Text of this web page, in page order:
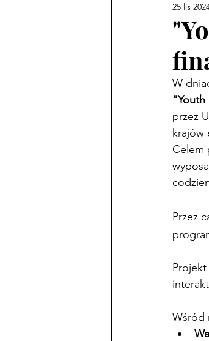
25 lis
W
"Youth
przez
krajów
Celem
Przez
Projekt
Wśród